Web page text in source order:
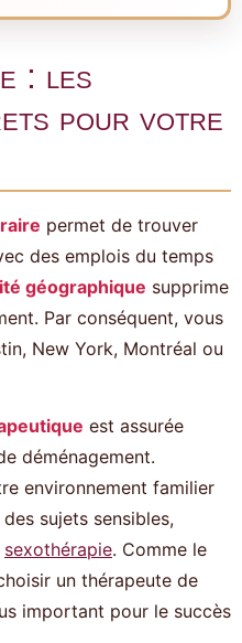
: les
pour votre
permet de trouver
des emplois du temps
géographique supprime
Par conséquent, vous
New York, Montréal ou
est assurée
déménagement.
environnement familier
sujets sensibles,
sexothérapie. Comme le
un thérapeute de
important pour le succès